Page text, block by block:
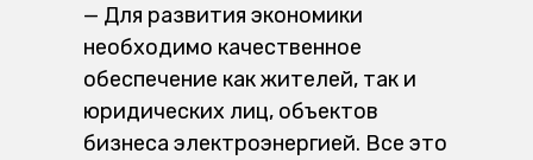
— Для развития экономики
необходимо качественное
обеспечение как жителей, так и
юридических лиц, объектов
бизнеса электроэнергией. Все это